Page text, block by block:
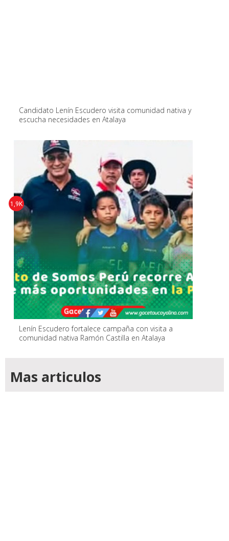
Candidato Lenín Escudero visita comunidad nativa y
escucha necesidades en Atalaya
Lenín Escudero fortalece campaña con visita a
comunidad nativa Ramón Castilla en Atalaya
1,9K
Mas articulos